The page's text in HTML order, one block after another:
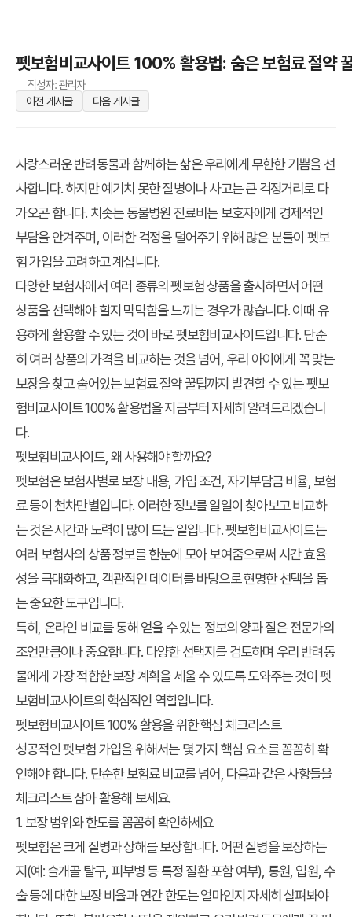
펫보험비교사이트 100% 활용법: 숨은 보험료 절약
작성자: 관리자
이전 게시글
다음 게시글
사랑스러운 반려동물과 함께하는 삶은 우리에게 무한한 기쁨을 선
사합니다. 하지만 예기치 못한 질병이나 사고는 큰 걱정거리로 다
가오곤 합니다. 치솟는 동물병원 진료비는 보호자에게 경제적인
부담을 안겨주며, 이러한 걱정을 덜어주기 위해 많은 분들이 펫보
험 가입을 고려하고 계십니다.
다양한 보험사에서 여러 종류의 펫보험 상품을 출시하면서 어떤
상품을 선택해야 할지 막막함을 느끼는 경우가 많습니다. 이때 유
용하게 활용할 수 있는 것이 바로펫보험비교사이트입니다. 단순
히 여러 상품의 가격을 비교하는 것을 넘어, 우리 아이에게 꼭 맞는
보장을 찾고 숨어있는 보험료 절약 꿀팁까지 발견할 수 있는 펫보
험비교사이트 100% 활용법을 지금부터 자세히 알려드리겠습니
다.
펫보험비교사이트, 왜 사용해야 할까요?
펫보험은 보험사별로 보장 내용, 가입 조건, 자기부담금 비율, 보험
료 등이 천차만별입니다. 이러한 정보를 일일이 찾아보고 비교하
는 것은 시간과 노력이 많이 드는 일입니다. 펫보험비교사이트는
여러 보험사의 상품 정보를 한눈에 모아 보여줌으로써 시간 효율
성을 극대화하고, 객관적인 데이터를 바탕으로 현명한 선택을 돕
는 중요한 도구입니다.
특히, 온라인 비교를 통해 얻을 수 있는 정보의 양과 질은 전문가의
조언만큼이나 중요합니다. 다양한 선택지를 검토하며 우리 반려동
물에게 가장 적합한 보장 계획을 세울 수 있도록 도와주는 것이 펫
보험비교사이트의 핵심적인 역할입니다.
펫보험비교사이트 100% 활용을 위한 핵심 체크리스트
성공적인 펫보험 가입을 위해서는 몇 가지 핵심 요소를 꼼꼼히 확
인해야 합니다. 단순한 보험료 비교를 넘어, 다음과 같은 사항들을
체크리스트 삼아 활용해 보세요.
1. 보장 범위와 한도를 꼼꼼히 확인하세요
펫보험은 크게 질병과 상해를 보장합니다. 어떤 질병을 보장하는
지(예: 슬개골 탈구, 피부병 등 특정 질환 포함 여부), 통원, 입원, 수
술 등에 대한 보장 비율과 연간 한도는 얼마인지 자세히 살펴봐야